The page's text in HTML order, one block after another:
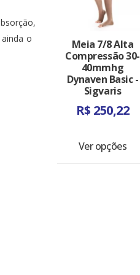
ainda o
Meia 7/8 Alta
Compressão 30-
40mmhg
Dynaven Basic -
Sigvaris
R$ 250,22
Ver opções